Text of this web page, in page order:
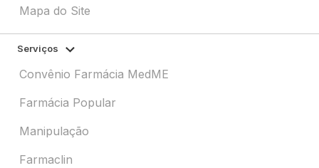
Mapa do Site
Serviços
Convênio Farmácia MedME
Farmácia Popular
Manipulação
Farmaclin